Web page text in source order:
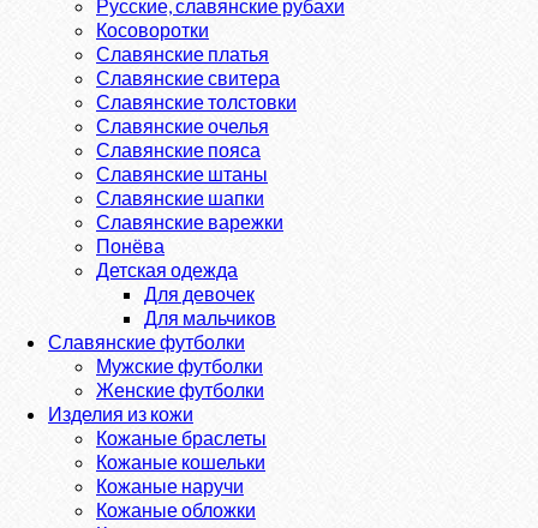
Русские, славянские рубахи
Косоворотки
Славянские платья
Славянские свитера
Славянские толстовки
Славянские очелья
Славянские пояса
Славянские штаны
Славянские шапки
Славянские варежки
Понёва
Детская одежда
Для девочек
Для мальчиков
Славянские футболки
Мужские футболки
Женские футболки
Изделия из кожи
Кожаные браслеты
Кожаные кошельки
Кожаные наручи
Кожаные обложки